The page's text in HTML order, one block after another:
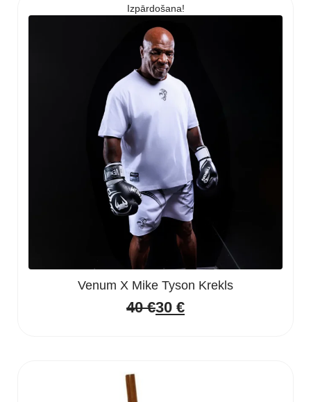
Izpārdošana!
Venum X Mike Tyson Krekls
40€Original
30 €
Current